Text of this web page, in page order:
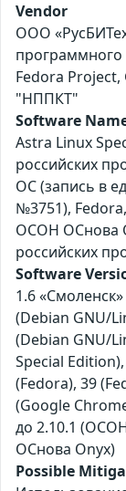
Vendor
ООО
Fedora
"НППКТ"
Software
Astra Linux
российских
ОС (запись в
№3751),
ОСОН ОСнова
российских
Software
1.6
(Debian GNU/
(Debian GNU/
Special
(Fedora), 39
(Google
до 2.10.1
ОСнова Оnyx)
Possible